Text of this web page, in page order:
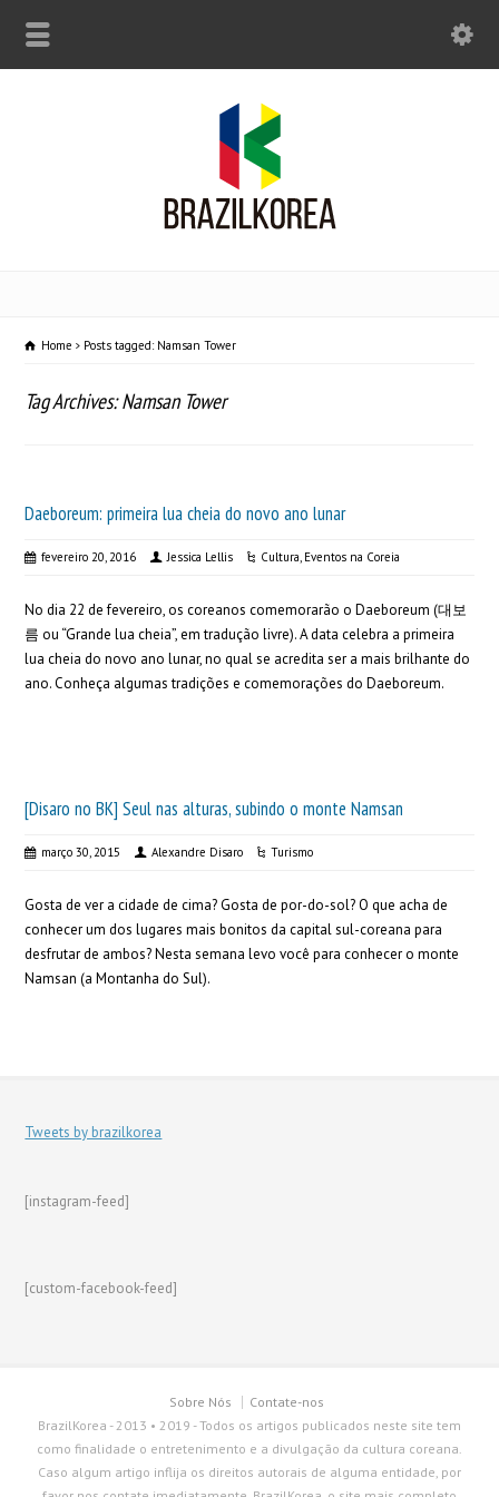
Home Posts tagged: Namsan Tower
Tag Archives: Namsan Tower
Daeboreum: primeira lua cheia do novo ano lunar
fevereiro 20, 2016 Jessica Lellis Cultura, Eventos na Coreia
No dia 22 de fevereiro, os coreanos comemorarão o Daeboreum (대보
름 ou “Grande lua cheia”, em tradução livre). A data celebra a primeira
lua cheia do novo ano lunar, no qual se acredita ser a mais brilhante do
ano. Conheça algumas tradições e comemorações do Daeboreum.
[Disaro no BK] Seul nas alturas, subindo o monte Namsan
março 30, 2015 Alexandre Disaro Turismo
Gosta de ver a cidade de cima? Gosta de por-do-sol? O que acha de
conhecer um dos lugares mais bonitos da capital sul-coreana para
desfrutar de ambos? Nesta semana levo você para conhecer o monte
Namsan (a Montanha do Sul).
Tweets by brazilkorea
[instagram-feed]
[custom-facebook-feed]
Sobre Nós
Contate-nos
BrazilKorea - 2013 • 2019 - Todos os artigos publicados neste site tem
como finalidade o entretenimento e a divulgação da cultura coreana.
Caso algum artigo inflija os direitos autorais de alguma entidade, por